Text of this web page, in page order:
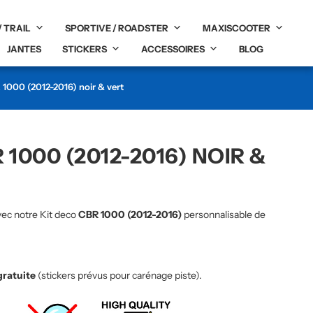
TRAIL SPORTIVE / ROADSTER
MAXISCOOTER
JANTES
STICKERS ACCESSOIRES BLOG
(2012-2016) noir & vert
1000 (2012-2016) NOIR &
notre Kit decoCBR 1000 (2012-2016) personnalisable de
(stickers prévus pour carénage piste).